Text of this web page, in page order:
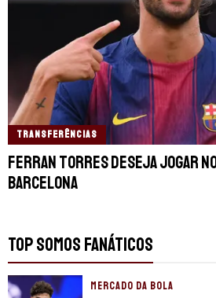
TRANSFERÊNCIAS
Ferran Torres deseja jogar no
Barcelona
TOP SOMOS FANÁTICOS
MERCADO DA BOLA